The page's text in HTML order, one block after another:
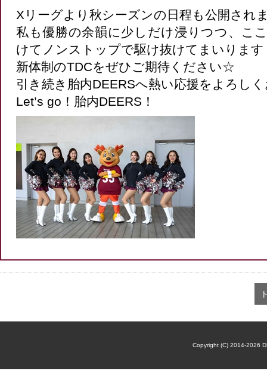
Xリーグより秋シーズンの日程も公開され
私も優勝の余韻に少しだけ浸りつつ、こ
けてノンストップで駆け抜けてまいります
新体制のTDCをぜひご期待ください☆
引き続き胎内DEERSへ熱い応援をよろし
Let’s go！胎内DEERS！
Copyright (C) 2014-2026